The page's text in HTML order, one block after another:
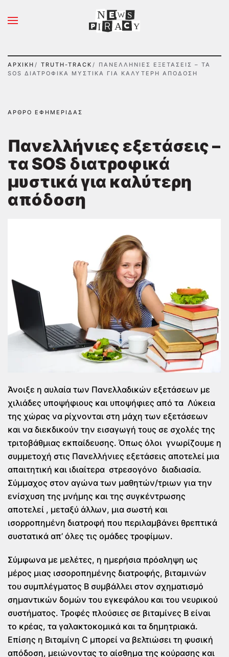
Skip to main content
N S
I A Y
ΑΡΧΙΚΉ TRUTH-TRACK
ΠΑΝΕΛΛΉΝΙΕΣ ΕΞΕΤΆΣΕΙΣ – ΤΑ
SOS ΔΙΑΤΡΟΦΙΚΆ ΜΥΣΤΙΚΆ ΓΙΑ ΚΑΛΎΤΕΡΗ ΑΠΌΔΟΣΗ
ΆΡΘΡΟ ΕΦΗΜΕΡΊΔΑΣ
Πανελλήνιες εξετάσεις –
τα SOS διατροφικά
μυστικά για καλύτερη
απόδοση
Άνοιξε η αυλαία των Πανελλαδικών εξετάσεων με
χιλιάδες υποψήφιους και υποψήφιες από τα Λύκεια
της χώρας να ρίχνονται στη μάχη των εξετάσεων
και να διεκδικούν την εισαγωγή τους σε σχολές της
τριτοβάθμιας εκπαίδευσης. Όπως όλοι γνωρίζουμε η
συμμετοχή στις Πανελλήνιες εξετάσεις αποτελεί μια
απαιτητική και ιδιαίτερα στρεσογόνο διαδιασία.
Σύμμαχος στον αγώνα των μαθητών/τριων για την
ενίσχυση της μνήμης και της συγκέντρωσης
αποτελεί , μεταξύ άλλων, μια σωστή και
ισορροπημένη διατροφή που περιλαμβάνει θρεπτικά
συστατικά απ’ όλες τις ομάδες τροφίμων.
Σύμφωνα με μελέτες, η ημερήσια πρόσληψη ως
μέρος μιας ισσοροπημένης διατροφής, βιταμινών
του συμπλέγματος Β συμβάλλει στον σχηματισμό
σημαντικών δομών του εγκεφάλου και του νευρικού
συστήματος. Τροφές πλούσιες σε βιταμίνες Β είναι
το κρέας, τα γαλακτοκομικά και τα δημητριακά.
Επίσης η Βιταμίνη C μπορεί να βελτιώσει τη φυσική
απόδοση, μειώνοντας το αίσθημα της κούρασης και